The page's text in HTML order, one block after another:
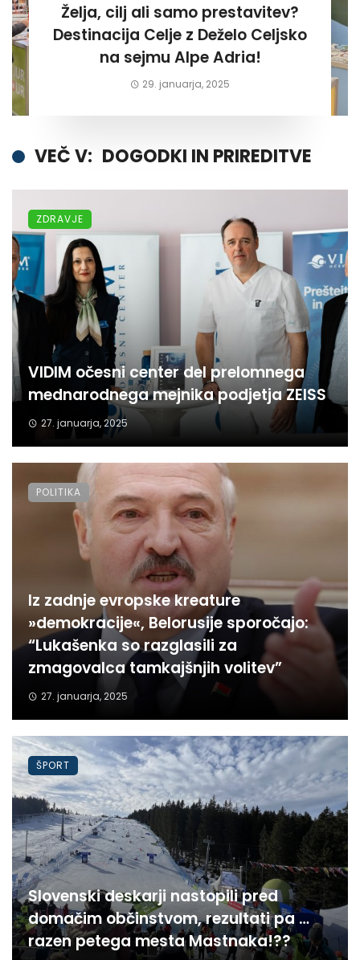
Želja, cilj ali samo prestavitev?
Destinacija Celje z Deželo Celjsko
na sejmu Alpe Adria!
29. januarja, 2025
VEČ V: DOGODKI IN PRIREDITVE
VIDIM očesni center del prelomnega
mednarodnega mejnika podjetja ZEISS
27. januarja, 2025
ZDRAVJE
Iz zadnje evropske kreature
»demokracije«, Belorusije sporočajo:
“Lukašenka so razglasili za
zmagovalca tamkajšnjih volitev”
27. januarja, 2025
POLITIKA
Slovenski deskarji nastopili pred
domačim občinstvom, rezultati pa …
razen petega mesta Mastnaka!??
ŠPORT